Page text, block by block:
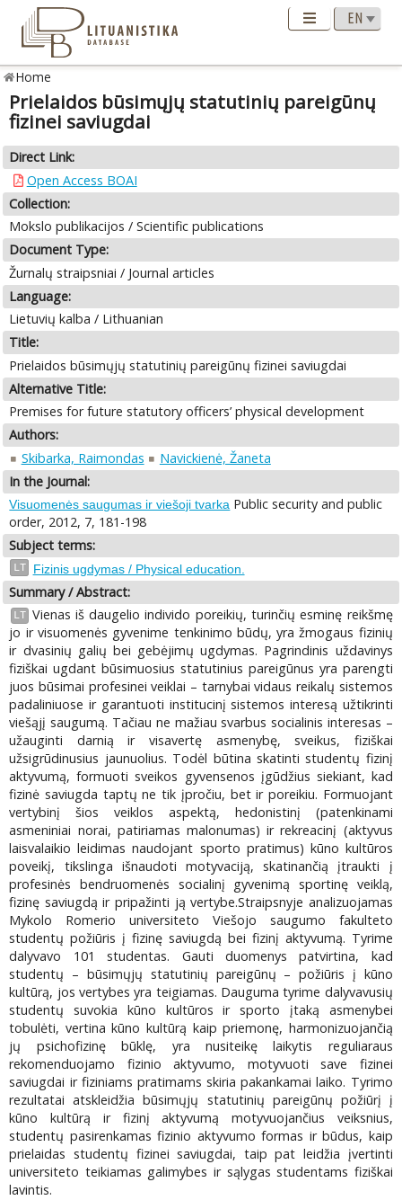
Home
Prielaidos būsimųjų statutinių pareigūnų
fizinei saviugdai
Direct Link:
Open Access BOAI
Collection:
Mokslo publikacijos / Scientific publications
Document Type:
Žurnalų straipsniai / Journal articles
Language:
Lietuvių kalba / Lithuanian
Title:
Prielaidos būsimųjų statutinių pareigūnų fizinei saviugdai
Alternative Title:
Premises for future statutory officers’ physical development
Authors:
Skibarka, Raimondas
Navickienė, Žaneta
In the Journal:
Visuomenės saugumas ir viešoji tvarka Public security and public
order, 2012, 7, 181-198
Subject terms:
LT Fizinis ugdymas / Physical education.
Summary / Abstract:
LT Vienas iš daugelio individo poreikių, turinčių esminę reikšmę
jo ir visuomenės gyvenime tenkinimo būdų, yra žmogaus fizinių
ir dvasinių galių bei gebėjimų ugdymas. Pagrindinis uždavinys
fiziškai ugdant būsimuosius statutinius pareigūnus yra parengti
juos būsimai profesinei veiklai – tarnybai vidaus reikalų sistemos
padaliniuose ir garantuoti institucinį sistemos interesą užtikrinti
viešąjį saugumą. Tačiau ne mažiau svarbus socialinis interesas –
užauginti darnią ir visavertę asmenybę, sveikus, fiziškai
užsigrūdinusius jaunuolius. Todėl būtina skatinti studentų fizinį
aktyvumą, formuoti sveikos gyvensenos įgūdžius siekiant, kad
fizinė saviugda taptų ne tik įpročiu, bet ir poreikiu. Formuojant
vertybinį šios veiklos aspektą, hedonistinį (patenkinami
asmeniniai norai, patiriamas malonumas) ir rekreacinį (aktyvus
laisvalaikio leidimas naudojant sporto pratimus) kūno kultūros
poveikį, tikslinga išnaudoti motyvaciją, skatinančią įtraukti į
profesinės bendruomenės socialinį gyvenimą sportinę veiklą,
fizinę saviugdą ir pripažinti ją vertybe.Straipsnyje analizuojamas
Mykolo Romerio universiteto Viešojo saugumo fakulteto
studentų požiūris į fizinę saviugdą bei fizinį aktyvumą. Tyrime
dalyvavo 101 studentas. Gauti duomenys patvirtina, kad
studentų – būsimųjų statutinių pareigūnų – požiūris į kūno
kultūrą, jos vertybes yra teigiamas. Dauguma tyrime dalyvavusių
studentų suvokia kūno kultūros ir sporto įtaką asmenybei
tobulėti, vertina kūno kultūrą kaip priemonę, harmonizuojančią
jų psichofizinę būklę, yra nusiteikę laikytis reguliaraus
rekomenduojamo fizinio aktyvumo, motyvuoti save fizinei
saviugdai ir fiziniams pratimams skiria pakankamai laiko. Tyrimo
rezultatai atskleidžia būsimųjų statutinių pareigūnų požiūrį į
kūno kultūrą ir fizinį aktyvumą motyvuojančius veiksnius,
studentų pasirenkamas fizinio aktyvumo formas ir būdus, kaip
prielaidas studentų fizinei saviugdai, taip pat leidžia įvertinti
universiteto teikiamas galimybes ir sąlygas studentams fiziškai
lavintis.